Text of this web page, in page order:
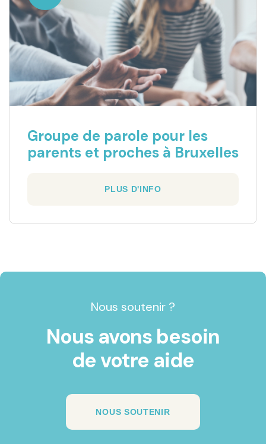
Groupe de parole pour les
parents et proches à Bruxelles
PLUS D'INFO
Nous soutenir ?
Nous avons besoin
de votre aide
NOUS SOUTENIR